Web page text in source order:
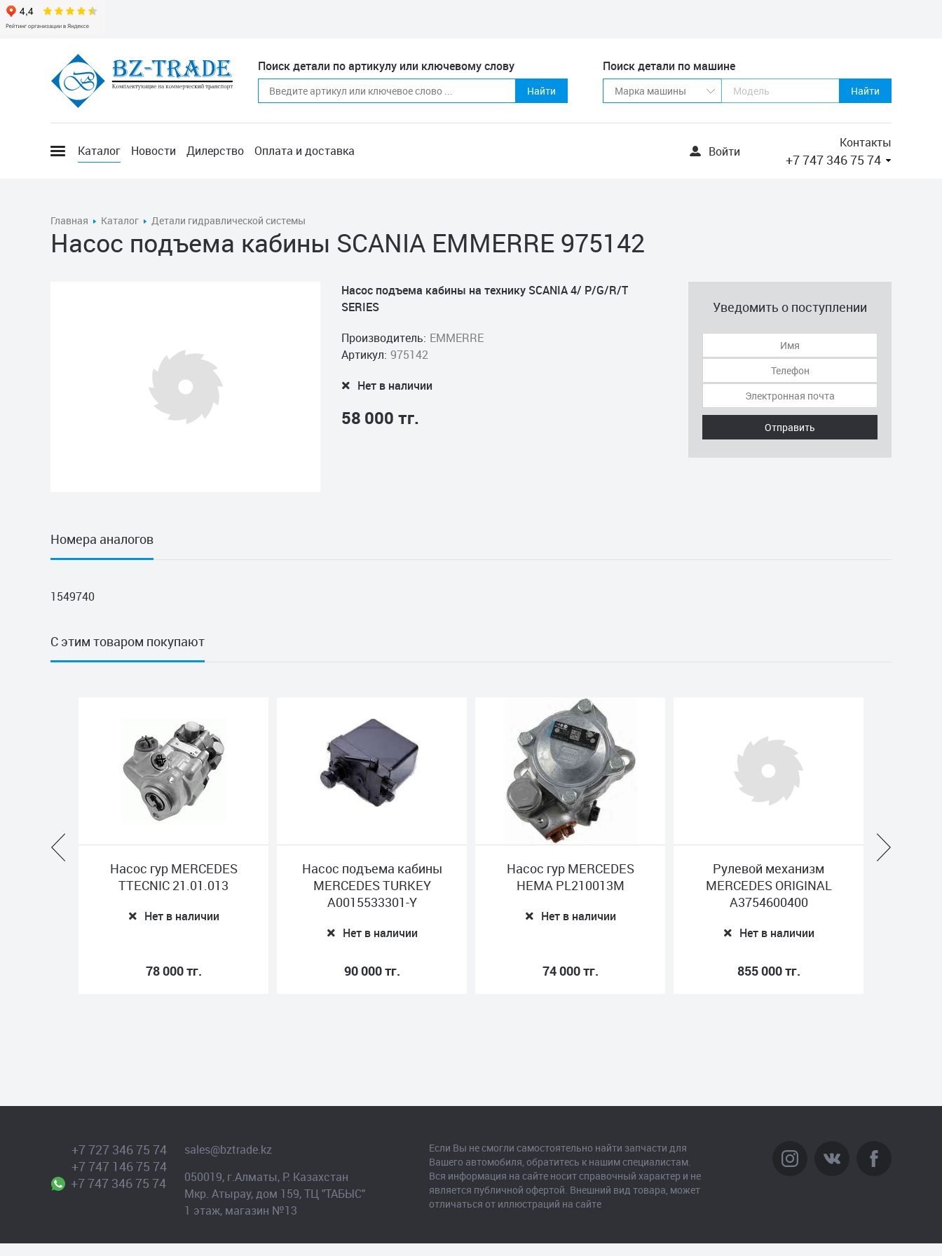
Поиск детали по артикулу или ключевому слову
Найти
Поиск детали по машине
Найти
Каталог Новости Дилерство Оплата и доставка Войти
Контакты
+7 747 346 75 74
Главная Каталог Детали гидравлической системы
Насос подъема кабины SCANIA EMMERRE 975142
Насос подъема кабины на технику SCANIA 4/ P/G/R/T
SERIES
Производитель: EMMERRE
Артикул: 975142
Нет в наличии
58 000 тг.
Уведомить о поступлении
Отправить
Номера аналогов
1549740
С этим товаром покупают
Насос подъема кабины
MERCEDES TURKEY
90 000 тг.
Насос гур MERCEDES
HEMA PL210013M
74 000 тг.
Рулевой механизм
MERCEDES ORIGINAL
855 000 тг.
Насос гур RENAULT
OPTIMUM GERMANY
5010239652-Y
Нет в наличии
105 000 тг.
+7 727 346 75 74
+7 747 146 75 74
+7 747 346 75 74
sales@bztrade.kz
050019, г.Алматы, Р. Казахстан
Мкр. Атырау, дом 159, ТЦ "ТАБЫС"
1 этаж, магазин №13
Если Вы не смогли самостоятельно найти запчасти для
Вашего автомобиля, обратитесь к нашим специалистам.
Вся информация на сайте носит справочный характер и не
является публичной офертой. Внешний вид товара, может
отличаться от иллюстраций на сайте